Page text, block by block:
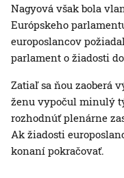
Nagyová však bola
Európskeho
europoslancov
parlament o žiadosti
Zatiaľ sa ňou zaoberá
ženu vypočul minulý
rozhodnúť plenárne
Ak žiadosti
konaní pokračovať.